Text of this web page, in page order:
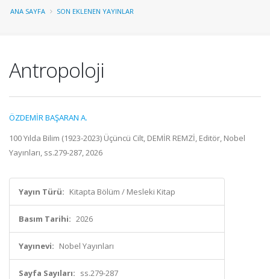
ANA SAYFA SON EKLENEN YAYINLAR
Antropoloji
ÖZDEMİR BAŞARAN A.
100 Yılda Bilim (1923-2023) Üçüncü Cilt, DEMİR REMZİ, Editör, Nobel
Yayınları, ss.279-287, 2026
Yayın Türü: Kitapta Bölüm / Mesleki Kitap
Basım Tarihi: 2026
Yayınevi: Nobel Yayınları
Sayfa Sayıları: ss.279-287